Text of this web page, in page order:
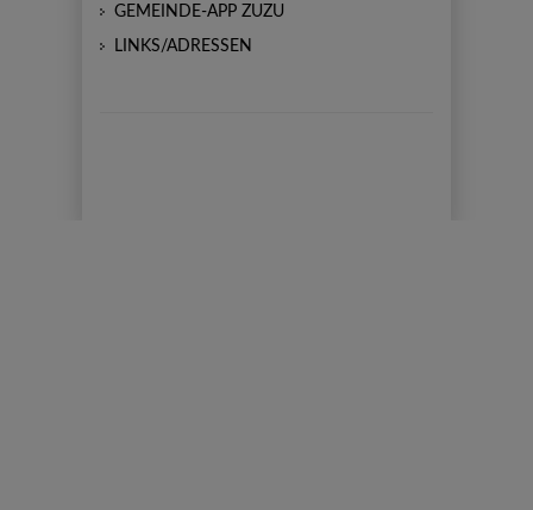
GEMEINDE-APP ZUZU
LINKS/ADRESSEN